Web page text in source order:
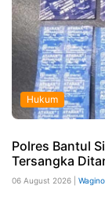
Hukum
Polres Bantul
Tersangka
06 August 2026 | Wagino